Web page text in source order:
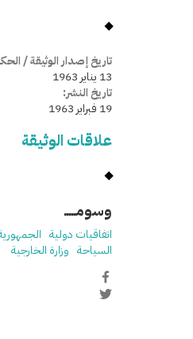
تاريخ إصدار الوثيقة /
13 يناير 1963
تاريخ النشر:
19 فبراير 1963
علاقات الوثيقة
وسومـــــ
اتفاقيات دولية
السياحة وزارة الخارجية